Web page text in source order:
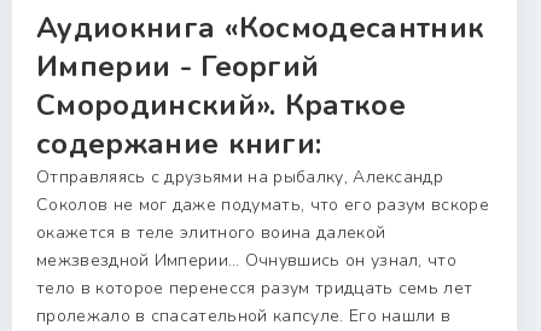
Аудиокнига «Космодесантник
Империи - Георгий
Смородинский». Краткое
содержание книги:
Отправляясь с друзьями на рыбалку, Александр
Соколов не мог даже подумать, что его разум вскоре
окажется в теле элитного воина далекой
межзвездной Империи… Очнувшись он узнал, что
тело в которое перенесся разум тридцать семь лет
пролежало в спасательной капсуле. Его нашли в